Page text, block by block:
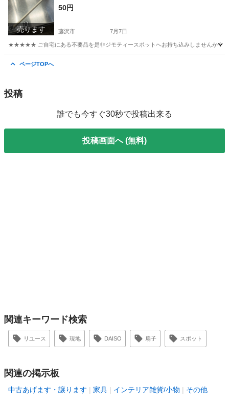
売ります
50円
藤沢市 7月7日
★★★★★ ご自宅にある不要品を是非ジモティースポットへお持ち込みしませんか？
ページTOPへ
投稿
誰でも今すぐ30秒で投稿出来る
投稿画面へ (無料)
関連キーワード検索
リユース 現地 DAISO 扇子 スポット
関連の掲示板
中古あげます・譲ります 家具 インテリア雑貨/小物 その他